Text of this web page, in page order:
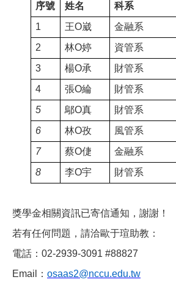
序號
姓名 科系
1
王O崴 金融系
2
林O婷 資管系
3
楊O承 財管系
4
張O綸 財管系
5
鄔O真 財管系
6
林O孜 風管系
7
蔡O倢 金融系
8
李O宇 財管系
獎學金相關資訊已寄信通知，謝謝！
若有任何問題，請洽歐于瑄助教：
電話：02-2939-3091 #88827
Email： osaas2@nccu.edu.tw